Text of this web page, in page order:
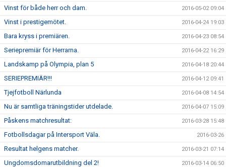
Vinst för både herr och dam. 2016-05-02 09:04
Vinst i prestigemötet. 2016-04-24 19:03
Bara kryss i premiären. 2016-04-23 08:54
Seriepremiär för Herrarna. 2016-04-22 16:29
Landskamp på Olympia, plan 5 2016-04-18 20:44
SERIEPREMIÄR!!! 2016-04-12 09:41
Tjejfotboll Närlunda 2016-04-08 14:54
Nu är samtliga träningstider utdelade. 2016-04-07 15:09
Påskens matchresultat: 2016-03-28 15:48
Fotbollsdagar på Intersport Väla. 2016-03-26
Resultat helgens matcher. 2016-03-21 07:14
Ungdomsdomarutbildning del 2! 2016-03-14 06:50